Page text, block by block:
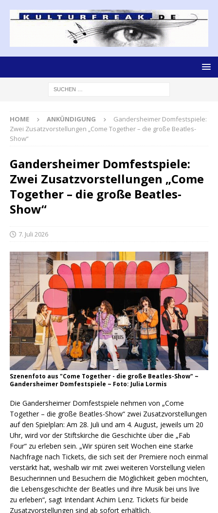
HOME ANKÜNDIGUNG
Gandersheimer Domfestspiele:
Zwei Zusatzvorstellungen „Come Together – die große Beatles-
Show“
Gandersheimer Domfestspiele:
Zwei Zusatzvorstellungen „Come
Together – die große Beatles-
Show“
7. Juli 2026
Szenenfoto aus "Come Together - die große Beatles-Show" ~
Gandersheimer Domfestspiele ~ Foto: Julia Lormis
Die Gandersheimer Domfestspiele nehmen von „Come
Together – die große Beatles-Show“ zwei Zusatzvorstellungen
auf den Spielplan: Am 28. Juli und am 4. August, jeweils um 20
Uhr, wird vor der Stiftskirche die Geschichte über die „Fab
Four“ zu erleben sein. „Wir spüren seit Wochen eine starke
Nachfrage nach Tickets, die sich seit der Premiere noch einmal
verstärkt hat, weshalb wir mit zwei weiteren Vorstellung vielen
Besucherinnen und Besuchern die Möglichkeit geben möchten,
die Lebensgeschichte der Beatles und ihre Musik bei uns live
zu erleben“, sagt Intendant Achim Lenz. Tickets für beide
Zusatzvorstellungen sind ab sofort erhältlich.